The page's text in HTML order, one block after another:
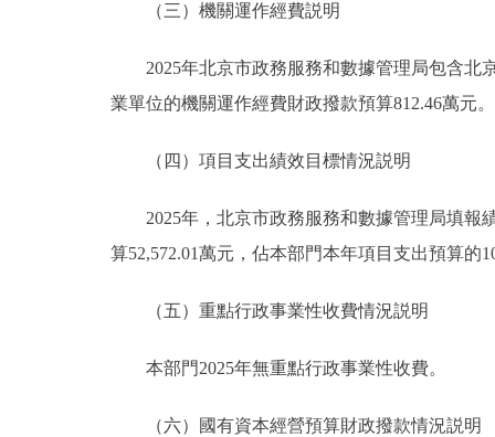
（三）機關運作經費説明
2025年北京市政務服務和數據管理局包含北
業單位的機關運作經費財政撥款預算812.46萬元。
（四）項目支出績效目標情況説明
2025年，北京市政務服務和數據管理局填報績
算52,572.01萬元，佔本部門本年項目支出預算的
（五）重點行政事業性收費情況説明
本部門2025年無重點行政事業性收費。
（六）國有資本經營預算財政撥款情況説明